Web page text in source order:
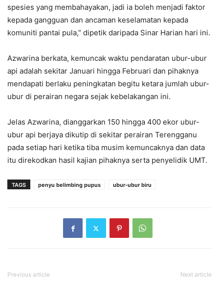
spesies yang membahayakan, jadi ia boleh menjadi faktor
kepada gangguan dan ancaman keselamatan kepada
komuniti pantai pula,” dipetik daripada Sinar Harian hari ini.
Azwarina berkata, kemuncak waktu pendaratan ubur-ubur
api adalah sekitar Januari hingga Februari dan pihaknya
mendapati berlaku peningkatan begitu ketara jumlah ubur-
ubur di perairan negara sejak kebelakangan ini.
Jelas Azwarina, dianggarkan 150 hingga 400 ekor ubur-
ubur api berjaya dikutip di sekitar perairan Terengganu
pada setiap hari ketika tiba musim kemuncaknya dan data
itu direkodkan hasil kajian pihaknya serta penyelidik UMT.
TAGS penyu belimbing pupus ubur-ubur biru
Previous article Next article